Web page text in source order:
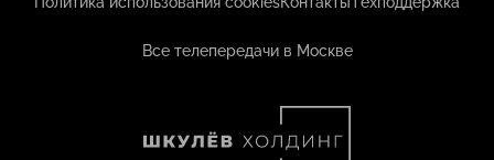
Все телепередачи в Москве